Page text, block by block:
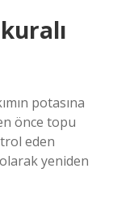
potasına
önce topu
eden
yeniden